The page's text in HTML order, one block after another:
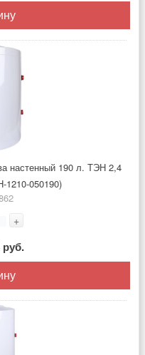
настенный 190 л. ТЭН 2,4
1210-050190)
+
руб.